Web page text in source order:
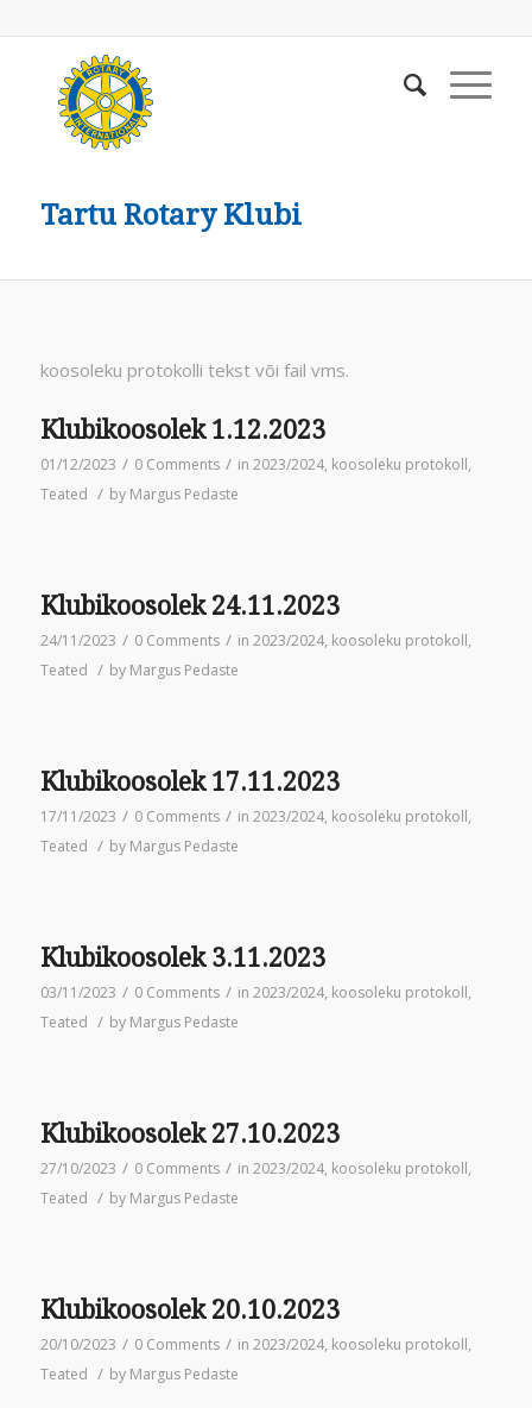
Tartu Rotary Klubi
koosoleku protokolli tekst või fail vms.
Klubikoosolek 1.12.2023
01/12/2023 / 0 Comments / in 2023/2024, koosoleku protokoll,
Teated / by Margus Pedaste
Klubikoosolek 24.11.2023
24/11/2023 / 0 Comments / in 2023/2024, koosoleku protokoll,
Teated / by Margus Pedaste
Klubikoosolek 17.11.2023
17/11/2023 / 0 Comments / in 2023/2024, koosoleku protokoll,
Teated / by Margus Pedaste
Klubikoosolek 3.11.2023
03/11/2023 / 0 Comments / in 2023/2024, koosoleku protokoll,
Teated / by Margus Pedaste
Klubikoosolek 27.10.2023
27/10/2023 / 0 Comments / in 2023/2024, koosoleku protokoll,
Teated / by Margus Pedaste
Klubikoosolek 20.10.2023
20/10/2023 / 0 Comments / in 2023/2024, koosoleku protokoll,
Teated / by Margus Pedaste